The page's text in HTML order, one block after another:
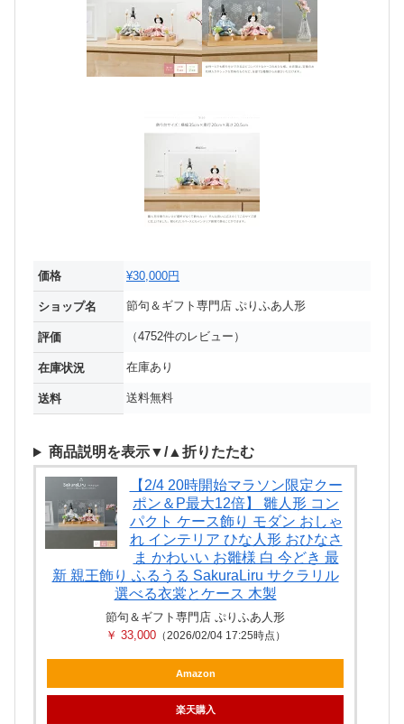
価格 ¥30,000円
ショップ名 節句＆ギフト専門店 ぷりふあ人形
評価 （4752件のレビュー）
在庫状況 在庫あり
送料 送料無料
商品説明を表示▼/▲折りたたむ
【2/4 20時開始マラソン限定クー
ポン＆P最大12倍】 雛人形 コン
パクト ケース飾り モダン おしゃ
れ インテリア ひな人形 おひなさ
ま かわいい お雛様 白 今どき 最
新 親王飾り ふるうる SakuraLiru サクラリル
選べる衣裳とケース 木製
節句＆ギフト専門店 ぷりふあ人形
￥ 33,000（2026/02/04 17:25時点）
Amazon
楽天購入